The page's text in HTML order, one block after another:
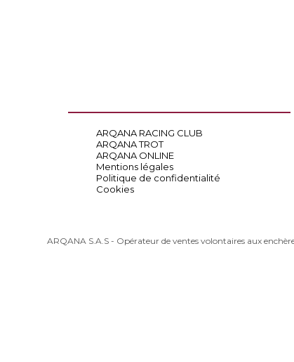
ARQANA RACING CLUB
ARQANA TROT
ARQANA ONLINE
Mentions légales
Politique de confidentialité
Cookies
ARQANA S.A.S - Opérateur de ventes volontaires aux